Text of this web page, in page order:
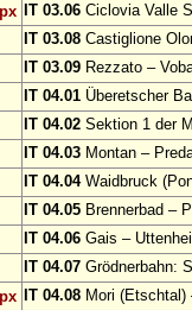
IT 03.06 Ciclovia Valle
IT 03.08 Castiglione
IT 03.09 Rezzato –
IT 04.01 Überetscher
IT 04.02 Sektion 1 der
IT 04.03 Montan –
IT 04.04Waidbruck
IT 04.05 Brennerbad –
IT 04.06 Gais –
IT 04.07 Grödnerbahn:
IT 04.08 Mori (Etschtal)